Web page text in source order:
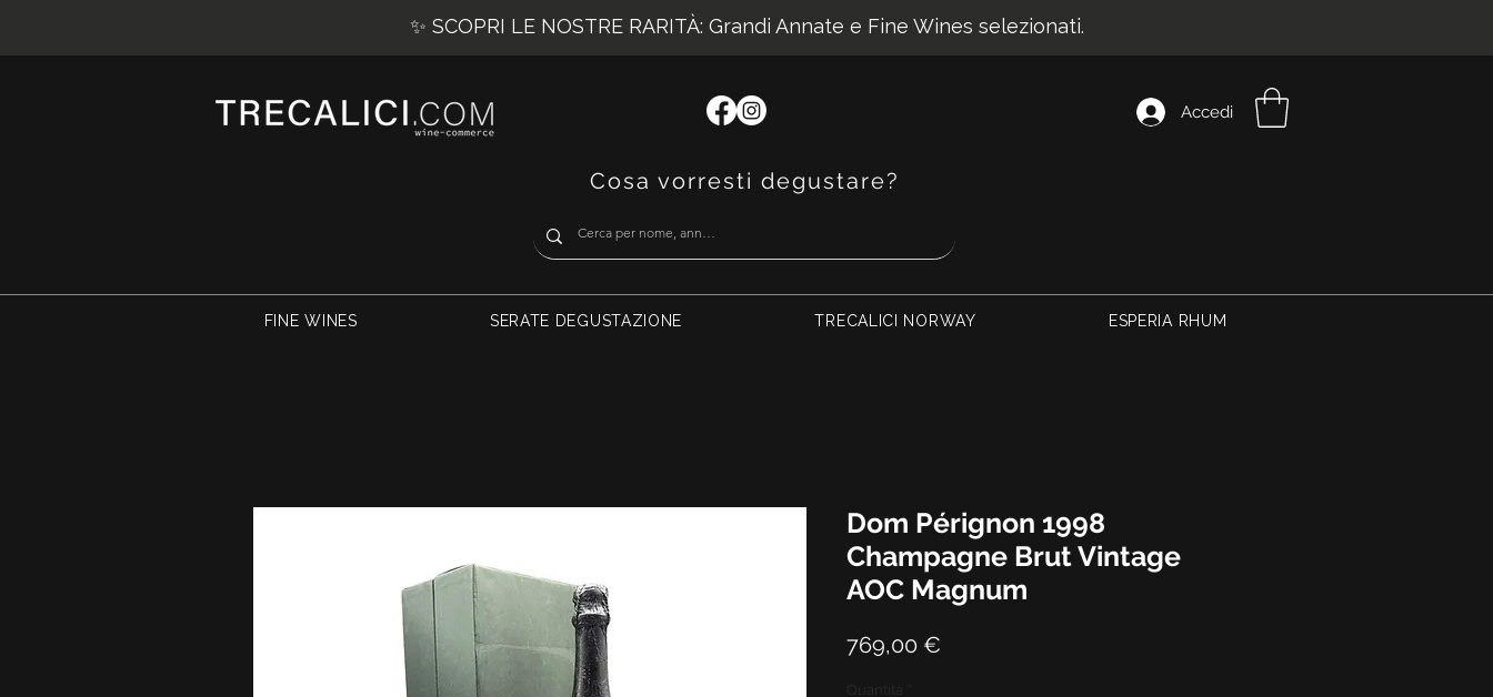
✨ SCOPRI LE NOSTRE RARITÀ: Grandi Annate e Fine Wines selezionati.
Accedi
Cosa vorresti degustare?
FINE WINES SERATE DEGUSTAZIONE TRECALICI NORWAY ESPERIA RHUM
Dom Pérignon 1998
Champagne Brut Vintage
AOC Magnum
769,00 €